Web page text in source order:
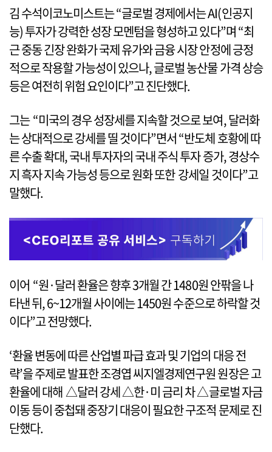
김 수석이코노미스트는 “글로벌 경제에서는 AI(인공지
능) 투자가 강력한 성장 모멘텀을 형성하고 있다”며 “최
근 중동 긴장 완화가 국제 유가와 금융 시장 안정에 긍정
적으로 작용할 가능성이 있으나, 글로벌 농산물 가격 상승
등은 여전히 위험 요인이다”고 진단했다.
그는 “미국의 경우 성장세를 지속할 것으로 보여, 달러화
는 상대적으로 강세를 띨 것이다”면서 “반도체 호황에 따
른 수출 확대, 국내 투자자의 국내 주식 투자 증가, 경상수
지 흑자 지속 가능성 등으로 원화 또한 강세일 것이다”고
말했다.
이어 “원·달러 환율은 향후 3개월 간 1480원 안팎을 나
타낸 뒤, 6~12개월 사이에는 1450원 수준으로 하락할 것
이다”고 전망했다.
‘환율 변동에 따른 산업별 파급 효과 및 기업의 대응 전
략’을 주제로 발표한 조경엽 씨지엘경제연구원 원장은 고
환율에 대해 △달러 강세 △한·미 금리 차 △글로벌 자금
이동 등이 중첩돼 중장기 대응이 필요한 구조적 문제로 진
단했다.